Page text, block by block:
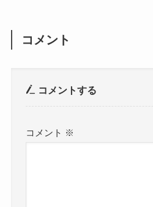
コメント
コメントする
コメント ※